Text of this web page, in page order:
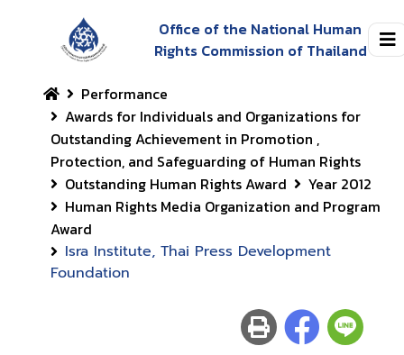
Office of the National Human
Rights Commission of Thailand
Performance
Awards for Individuals and Organizations for
Outstanding Achievement in Promotion ,
Protection, and Safeguarding of Human Rights
Outstanding Human Rights Award
Year 2012
Human Rights Media Organization and Program
Award
Isra Institute, Thai Press Development
Foundation